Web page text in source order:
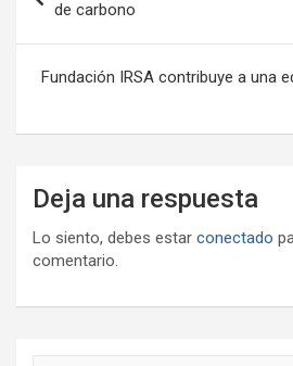
entradas
de carbono
Fundación IRSA contribuye a una
Deja una respuesta
Lo siento, debes estar conectado
comentario.